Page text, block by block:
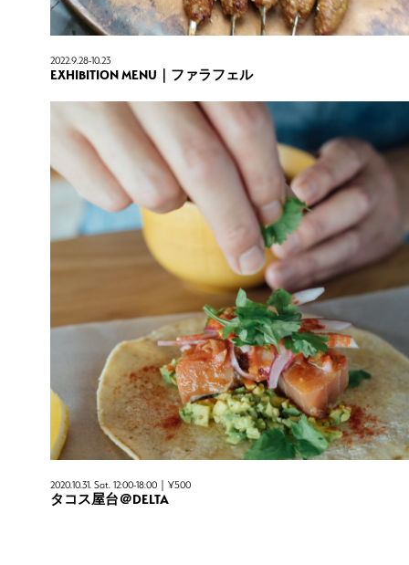
通し営業（ランチのご注文は14:30頃まで）
ディナー予約・貸切応相談
イベントや貸切時は営業時間が変わります
最新情報はInstagramをご確認ください
https://www.instagram.com/delta.kyotographie/
2022.9.28-10.23
EXHIBITION MENU｜ファラフェル
2020.10.31. Sat. 12:00-18:00｜¥500
タコス屋台＠DELTA